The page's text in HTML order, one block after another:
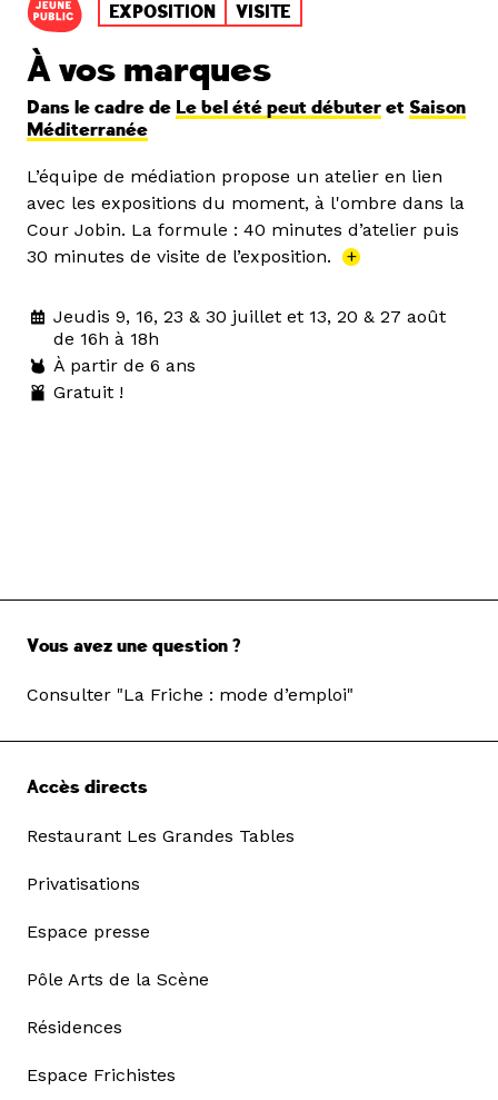
EXPOSITION VISITE
À vos marques
Dans le cadre de Le bel été peut débuter et Saison
Méditerranée
L’équipe de médiation propose un atelier en lien
avec les expositions du moment, à l'ombre dans la
Cour Jobin. La formule : 40 minutes d’atelier puis
30 minutes de visite de l’exposition.
+
Jeudis 9, 16, 23 & 30 juillet et 13, 20 & 27 août
de 16h à 18h
À partir de 6 ans
Gratuit !
Vous avez une question ?
Consulter "La Friche : mode d’emploi"
Accès directs
Restaurant Les Grandes Tables
Privatisations
Espace presse
Pôle Arts de la Scène
Résidences
Espace Frichistes